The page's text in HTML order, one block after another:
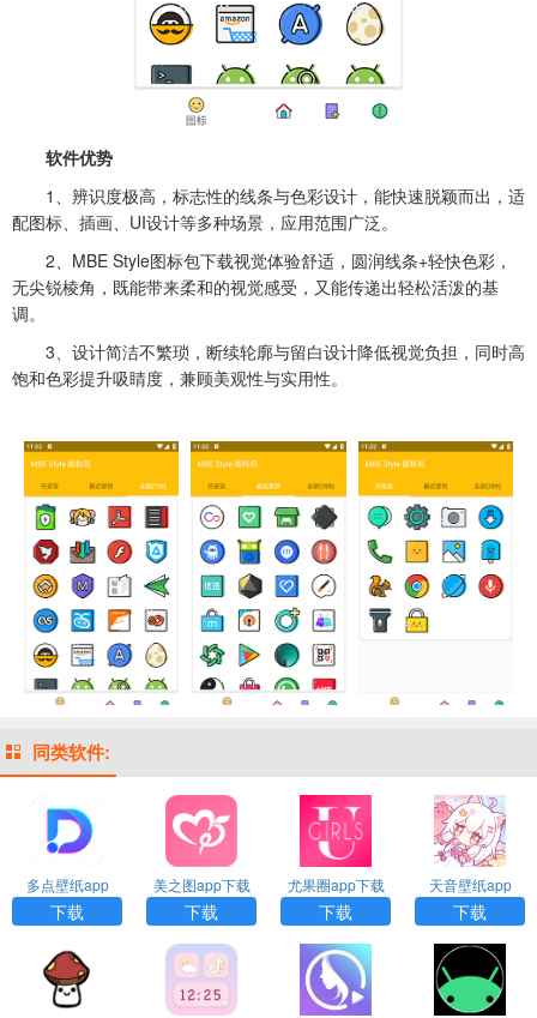
软件优势
1、辨识度极高，标志性的线条与色彩设计，能快速脱颖而出，适
配图标、插画、UI设计等多种场景，应用范围广泛。
2、MBE Style图标包下载视觉体验舒适，圆润线条+轻快色彩，
无尖锐棱角，既能带来柔和的视觉感受，又能传递出轻松活泼的基
调。
3、设计简洁不繁琐，断续轮廓与留白设计降低视觉负担，同时高
饱和色彩提升吸睛度，兼顾美观性与实用性。
同类软件:
多点壁纸app
下载
美之图app下载
安装最新版
下载
尤果圈app下载
下载
天音壁纸app
下载